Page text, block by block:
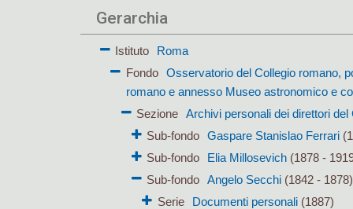
Gerarchia
Istituto
Roma
Fondo
Osservatorio del Collegio romano,
romano e annesso Museo astronomico e
Sezione Archivi personali dei direttori del
Sub-fondo
Gaspare Stanislao Ferrari
Sub-fondo
Elia Millosevich (1878 -
Sub-fondo
Angelo Secchi (1842 - 1878)
Serie
Documenti personali(1887)